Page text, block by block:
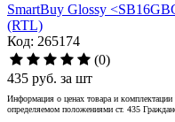
SmartBuy Glossy
(RTL)
Код: 265174
(0)
435 руб. за шт
Информация о ценах товара и комплектации
определяемом положениями ст. 435